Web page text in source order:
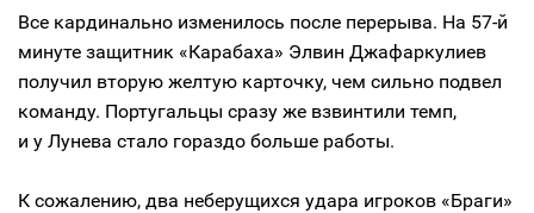
Все кардинально изменилось после перерыва. На 57-й
минуте защитник «Карабаха» Элвин Джафаркулиев
получил вторую желтую карточку, чем сильно подвел
команду. Португальцы сразу же взвинтили темп,
и у Лунева стало гораздо больше работы.
К сожалению, два неберущихся удара игроков «Браги»